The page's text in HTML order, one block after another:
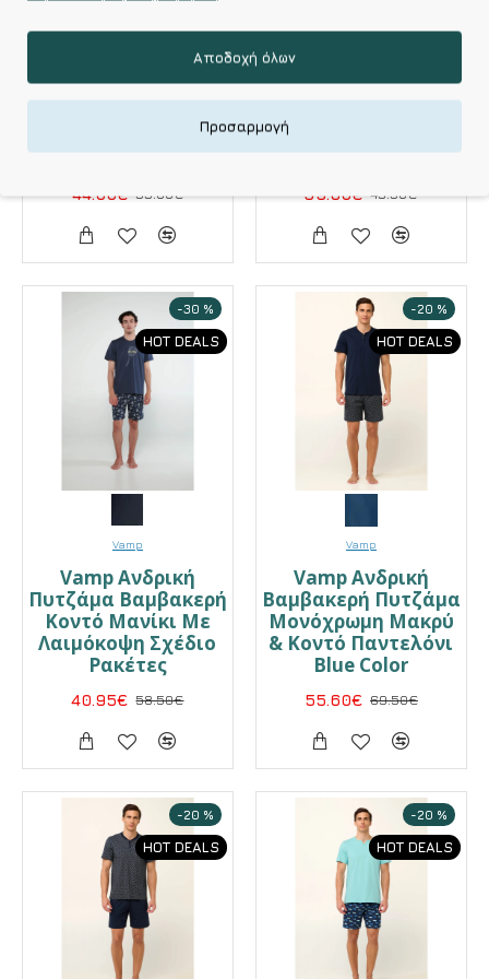
Vamp Ανδρική
Με V Λαιμόκοψη
Κοχύλια Dark Grey
Εως 5 XL
44.00€ 55.00€
Λαιμόκοψη & Κοντό
Παντελόνι Red Hot
Pepper
39.60€ 49.50€
HOT DEALS
-30 %
Vamp
Vamp Ανδρική
Πυτζάμα Βαμβακερή
Κοντό Μανίκι Με
Λαιμόκοψη Σχέδιο
Ρακέτες
40.95€ 58.50€
HOT DEALS
-20 %
Vamp
Vamp Ανδρική
Βαμβακερή Πυτζάμα
Μονόχρωμη Μακρύ
& Κοντό Παντελόνι
Blue Color
55.60€ 69.50€
HOT DEALS
-20 %
HOT DEALS
-20 %
Αποδοχή όλων
Προσαρμογή